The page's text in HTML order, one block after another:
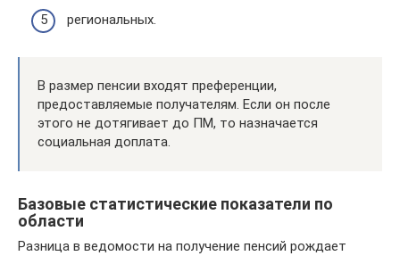
региональных.
В размер пенсии входят преференции,
предоставляемые получателям. Если он после
этого не дотягивает до ПМ, то назначается
социальная доплата.
Базовые статистические показатели по
области
Разница в ведомости на получение пенсий рождает